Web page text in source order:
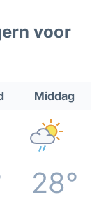
voor
Middag
28°